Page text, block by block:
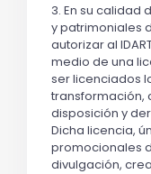
3. En su calidad
y patrimoniales
autorizar al
medio de una
ser licenciados
transformación,
disposición y
Dicha licencia,
promocionales
divulgación,